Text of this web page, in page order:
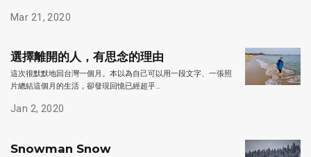
Mar 21, 2020
選擇離開的人，有思念的理由
這次很默默地回台灣一個月。本以為自己可以用一段文字、一張照
片總結這個月的生活，卻發現回憶已經超乎…
Jan 2, 2020
Snowman Snow